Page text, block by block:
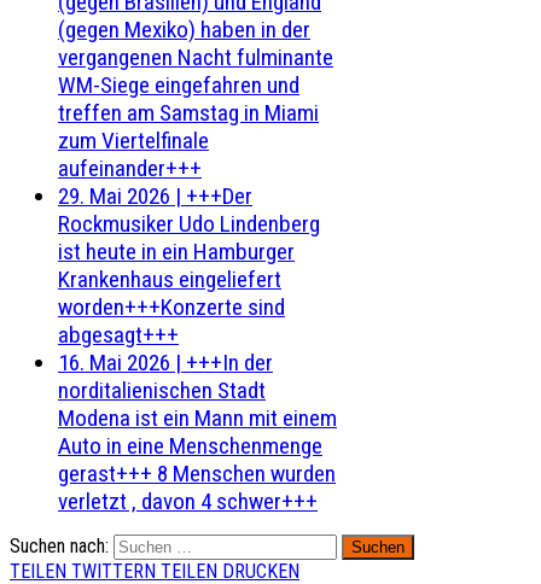
(gegen Mexiko) haben in der
vergangenen Nacht fulminante
WM-Siege eingefahren und
treffen am Samstag in Miami
zum Viertelfinale
aufeinander+++
29. Mai 2026 | +++Der
Rockmusiker Udo Lindenberg
ist heute in ein Hamburger
Krankenhaus eingeliefert
worden+++Konzerte sind
abgesagt+++
16. Mai 2026 | +++In der
norditalienischen Stadt
Modena ist ein Mann mit einem
Auto in eine Menschenmenge
gerast+++ 8 Menschen wurden
verletzt , davon 4 schwer+++
Suchen nach:
TEILEN TWITTERN TEILEN DRUCKEN